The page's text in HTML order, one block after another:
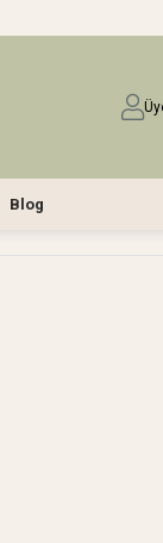
Blog